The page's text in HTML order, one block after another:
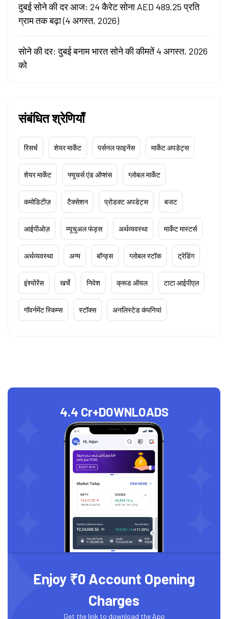
दुबई सोने की दर आज: 24 कैरेट सोना AED 489.25 प्रति
ग्राम तक बढ़ा (4 अगस्त, 2026)
सोने की दर: दुबई बनाम भारत सोने की कीमतें 4 अगस्त, 2026
को
संबंधित श्रेणियाँ
रिसर्च शेयर मार्केट पर्सनल फाइनेंस मार्केट अपडेट्स
शेयर मार्केट फ्यूचर्स एंड ऑप्शंस ग्लोबल मार्केट
कमोडिटीज़ टैक्सेशन प्रोडक्ट अपडेट्स बजट
आईपीओज़ म्यूचुअल फंड्स अर्थव्यवस्था मार्केट मास्टर्स
अर्थव्यवस्था अन्य बॉन्ड्स ग्लोबल स्टॉक ट्रेडिंग
इंश्योरेंस खर्चे निवेश क्रूड ऑयल टाटा आईपीएल
गॉवर्नमेंट स्किम्स स्टॉक्स अनलिस्टेड कंपनियां
4.4 Cr+DOWNLOADS
Enjoy ₹0 Account Opening
Charges
Get the link to download the App